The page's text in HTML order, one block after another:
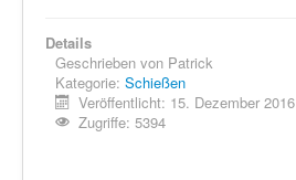
Showdown
Datenschutz
Details
Geschrieben von Patrick
Kategorie: Schießen
Veröffentlicht: 15. Dezember 2016
Zugriffe: 5394